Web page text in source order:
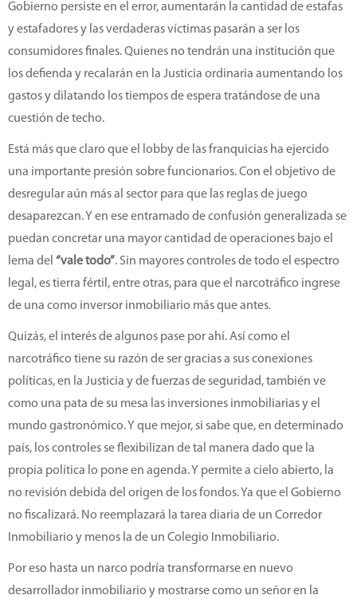
Gobierno persiste en el error, aumentarán la cantidad de estafas
y estafadores y las verdaderas víctimas pasarán a ser los
consumidores finales. Quienes no tendrán una institución que
los defienda y recalarán en la Justicia ordinaria aumentando los
gastos y dilatando los tiempos de espera tratándose de una
cuestión de techo.
Está más que claro que el lobby de las franquicias ha ejercido
una importante presión sobre funcionarios. Con el objetivo de
desregular aún más al sector para que las reglas de juego
desaparezcan. Y en ese entramado de confusión generalizada se
puedan concretar una mayor cantidad de operaciones bajo el
lema del “vale todo”. Sin mayores controles de todo el espectro
legal, es tierra fértil, entre otras, para que el narcotráfico ingrese
de una como inversor inmobiliario más que antes.
Quizás, el interés de algunos pase por ahí. Así como el
narcotráfico tiene su razón de ser gracias a sus conexiones
políticas, en la Justicia y de fuerzas de seguridad, también ve
como una pata de su mesa las inversiones inmobiliarias y el
mundo gastronómico. Y que mejor, si sabe que, en determinado
país, los controles se flexibilizan de tal manera dado que la
propia política lo pone en agenda. Y permite a cielo abierto, la
no revisión debida del origen de los fondos. Ya que el Gobierno
no fiscalizará. No reemplazará la tarea diaria de un Corredor
Inmobiliario y menos la de un Colegio Inmobiliario.
Por eso hasta un narco podría transformarse en nuevo
desarrollador inmobiliario y mostrarse como un señor en la